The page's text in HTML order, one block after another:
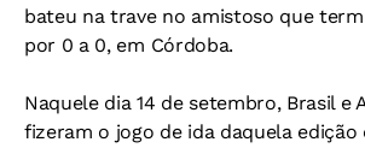
bateu na trave no amistoso que
por 0 a 0, em Córdoba.
Naquele dia 14 de setembro, Brasil e
fizeram o jogo de ida daquela edição